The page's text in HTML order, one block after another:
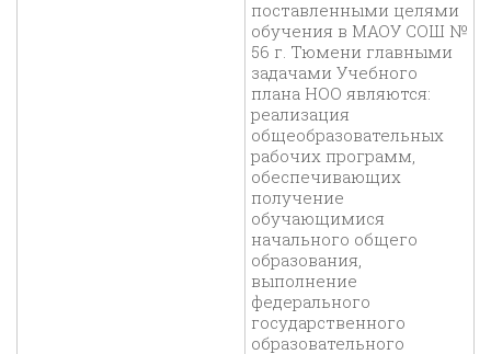
поставленными целями
обучения в МАОУ СОШ №
56 г. Тюмени главными
задачами Учебного
плана НОО являются:
реализация
общеобразовательных
рабочих программ,
обеспечивающих
получение
обучающимися
начального общего
образования,
выполнение
федерального
государственного
образовательного